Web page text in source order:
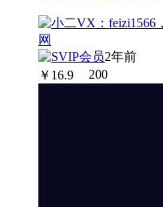
2年前
￥ 16.9 200